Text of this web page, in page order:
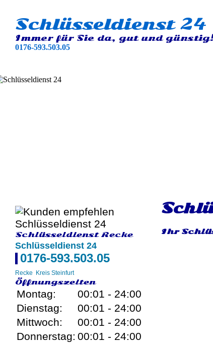
Schlüsseldienst 24
Immer für Sie da, gut und
0176-593.503.05
Schlüsseldienst Recke
Schlüsseldienst 24
0176-593.503.05
Recke Kreis Steinfurt
Öffnungszeiten
Montag:
00:01 - 24:00
Dienstag:
00:01 - 24:00
Mittwoch:
00:01 - 24:00
Donnerstag: 00:01 - 24:00
Ihr